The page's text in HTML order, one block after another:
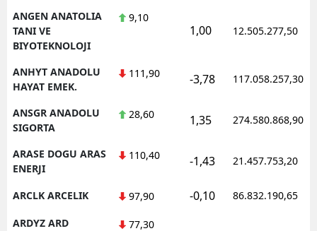
Osmaniye
ANGEN ANATOLIA
TANI VE
BIYOTEKNOLOJI
9,10
1,00 12.505.277,50
ANHYT ANADOLU
HAYAT EMEK.
111,90 -3,78 117.058.257,30
ANSGR ANADOLU
SIGORTA
28,60 1,35 274.580.868,90
ARASE DOGU ARAS
ENERJI
110,40 -1,43 21.457.753,20
ARCLK ARCELIK 97,90 -0,10 86.832.190,65
ARDYZ ARD
77,30